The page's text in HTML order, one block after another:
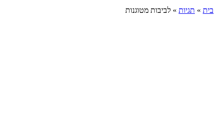
בית » תגיות » לביבות מטוגנות